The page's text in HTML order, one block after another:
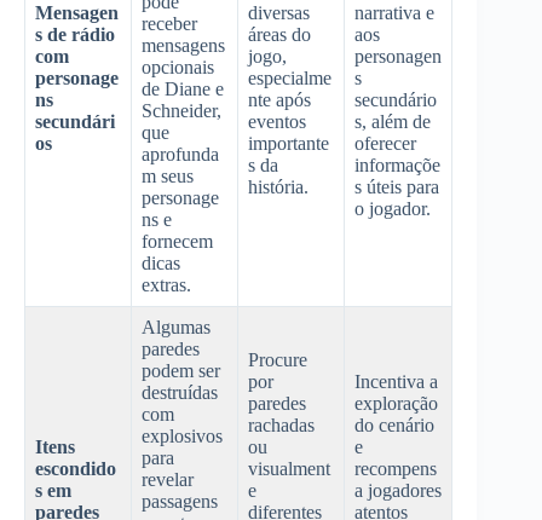
Mensagen
s de rádio
com
personage
ns
secundári
os
receber
mensagens
opcionais
de Diane e
Schneider,
que
aprofunda
m seus
personage
ns e
fornecem
dicas
extras.
diversas
áreas do
jogo,
especialme
nte após
eventos
importante
s da
história.
narrativa e
aos
personagen
s
secundário
s, além de
oferecer
informaçõe
s úteis para
o jogador.
Itens
escondido
s em
paredes
Algumas
paredes
podem ser
destruídas
com
explosivos
para
revelar
passagens
Procure
por
paredes
rachadas
ou
visualment
e
diferentes
Incentiva a
exploração
do cenário
e
recompens
a jogadores
atentos